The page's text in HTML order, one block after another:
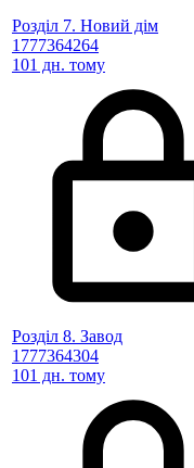
Розділ 7. Новий дім
1777364264
101 дн. тому
Розділ 8. Завод
1777364304
101 дн. тому